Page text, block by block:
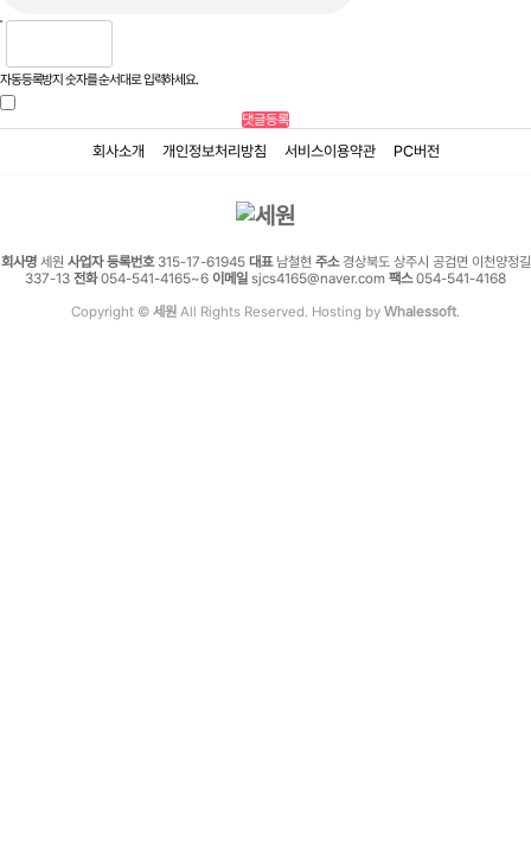
자동등록방지 숫자를 순서대로 입력하세요.
회사소개 개인정보처리방침 서비스이용약관 PC버전
회사명세원 사업자 등록번호315-17-61945 대표남철현 주소경상북도 상주시 공검면 이천양정길
337-13 전화054-541-4165~6 이메일 sjcs4165@naver.com 팩스054-541-4168
Copyright © 세원 All Rights Reserved. Hosting by Whalessoft.